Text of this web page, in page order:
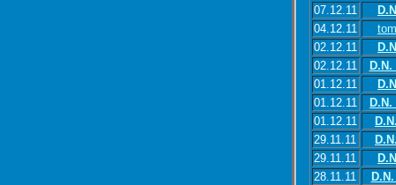
07.12.11
04.12.11
02.12.11
02.12.11
01.12.11
01.12.11
01.12.11
29.11.11
29.11.11
28.11.11